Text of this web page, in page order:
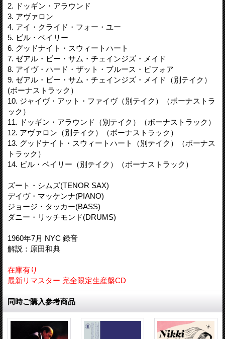
2. ドッギン・アラウンド
3. アヴァロン
4. アイ・クライド・フォー・ユー
5. ビル・ベイリー
6. グッドナイト・スウィートハート
7. ゼアル・ビー・サム・チェインジズ・メイド
8. アイヴ・ハード・ザット・ブルース・ビフォア
9. ゼアル・ビー・サム・チェインジズ・メイド（別テイク）
(ボーナストラック）
10. ジャイヴ・アット・ファイヴ（別テイク）（ボーナストラ
ック）
11. ドッギン・アラウンド（別テイク）（ボーナストラック）
12. アヴァロン（別テイク）（ボーナストラック）
13. グッドナイト・スウィートハート（別テイク）（ボーナス
トラック）
14. ビル・ベイリー（別テイク）（ボーナストラック）
ズート・シムズ(TENOR SAX)
デイヴ・マッケンナ(PIANO)
ジョージ・タッカー(BASS)
ダニー・リッチモンド(DRUMS)
1960年7月 NYC 録音
解説：原田和典
在庫有り
最新リマスター 完全限定生産盤CD
同時ご購入参考商品